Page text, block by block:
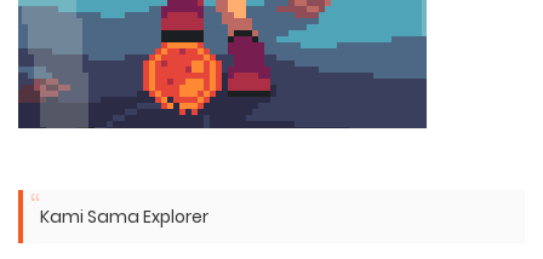
Kami Sama Explorer